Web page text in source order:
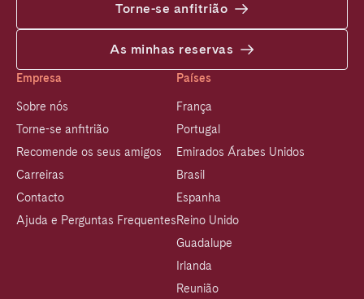
Torne-se anfitrião
As minhas reservas
Empresa
Sobre nós
Torne-se anfitrião
Recomende os seus amigos
Carreiras
Contacto
Ajuda e Perguntas Frequentes
Países
França
Portugal
Emirados Árabes Unidos
Brasil
Espanha
Reino Unido
Guadalupe
Irlanda
Reunião